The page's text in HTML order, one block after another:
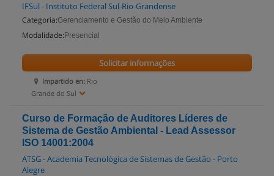
IFSul - Instituto Federal Sul-Rio-Grandense
Categoria:Gerenciamento e Gestão do Meio Ambiente
Modalidade: Presencial
Impartido en: Rio
Grande do Sul
Solicitar informações
Curso de Formação de Auditores Líderes de
Sistema de Gestão Ambiental - Lead Assessor
ISO 14001:2004
ATSG - Academia Tecnológica de Sistemas de Gestão - Porto
Alegre